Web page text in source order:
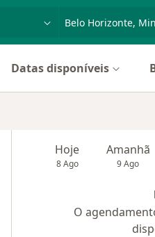
Datas disponíveis
Hoje
8 Ago
Amanhã
9 Ago
O